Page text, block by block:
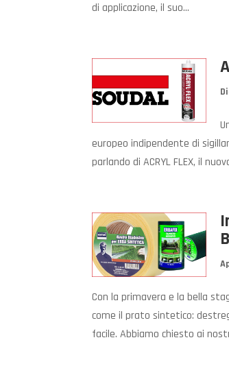
di applicazione, il suo...
europeo indipendente di
parlando di ACRYL FLEX, il
Con la primavera e la bella
come il prato sintetico:
facile. Abbiamo chiesto ai